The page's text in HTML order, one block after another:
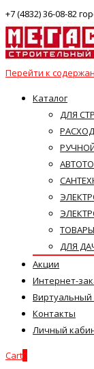
+7 (4832) 36-08-82
Перейти к
Каталог
ДЛЯ
ДЛЯ
Акции
Интернет-
Виртуальный
Контакты
Личный
Cart